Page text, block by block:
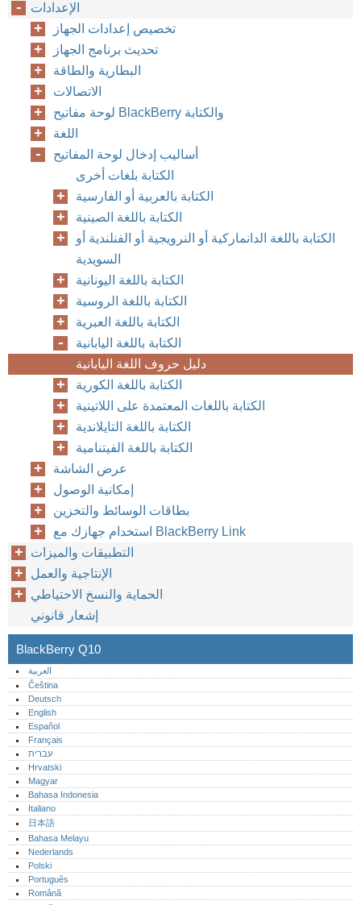
الإعدادات
تخصيص إعدادات الجهاز
تحديث برنامج الجهاز
البطارية والطاقة
الاتصالات
لوحة مفاتيح BlackBerry والكتابة
اللغة
أساليب إدخال لوحة المفاتيح
الكتابة بلغات أخرى
الكتابة بالعربية أو الفارسية
الكتابة باللغة الصينية
الكتابة باللغة الدانماركية أو النرويجية أو الفنلندية أو
السويدية
الكتابة باللغة اليونانية
الكتابة باللغة الروسية
الكتابة باللغة العبرية
الكتابة باللغة اليابانية
دليل حروف اللغة اليابانية
الكتابة باللغة الكورية
الكتابة باللغات المعتمدة على اللاتينية
الكتابة باللغة التايلاندية
الكتابة باللغة الفيتنامية
عرض الشاشة
إمكانية الوصول
بطاقات الوسائط والتخزين
استخدام جهازك مع BlackBerry Link
التطبيقات والميزات
الإنتاجية والعمل
الحماية والنسخ الاحتياطي
إشعار قانوني
BlackBerry Q10
العربية
Čeština
Deutsch
English
Español
Français
עברית
Hrvatski
Magyar
Bahasa Indonesia
Italiano
日本語
Bahasa Melayu
Nederlands
Polski
Português‎
Română